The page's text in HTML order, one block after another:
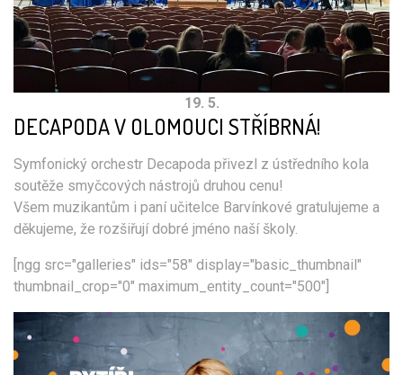
19. 5.
DECAPODA V OLOMOUCI STŘÍBRNÁ!
Symfonický orchestr Decapoda přivezl z ústředního kola
soutěže smyčcových nástrojů druhou cenu!
Všem muzikantům i paní učitelce Barvínkové gratulujeme a
děkujeme, že rozšiřují dobré jméno naší školy.
[ngg src="galleries" ids="58" display="basic_thumbnail"
thumbnail_crop="0" maximum_entity_count="500"]